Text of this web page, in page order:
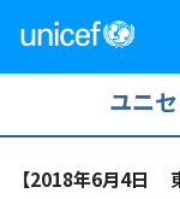
ユニ
【2018年6月4日